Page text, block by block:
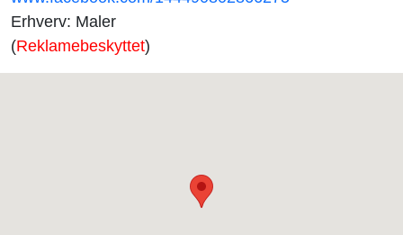
Erhverv: Maler
(Reklamebeskyttet)